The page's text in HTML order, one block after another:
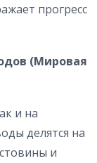
прогресс
(Мировая
и на
делятся на
и